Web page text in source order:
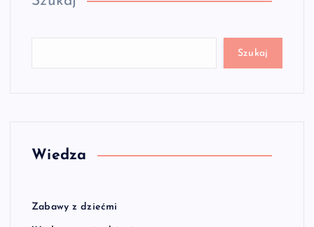
Szukaj
Wiedza
Zabawy z dziećmi